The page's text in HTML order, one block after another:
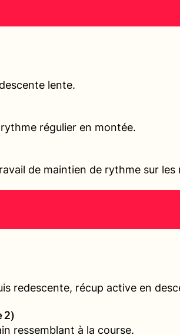
lente.
régulier en montée.
de maintien de rythme sur les
redescente, récup active en
2)
ressemblant à la course.